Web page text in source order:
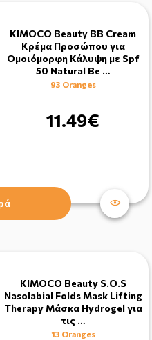
KIMOCO Beauty BB Cream
Κρέμα Προσώπου για
Ομοιόμορφη Κάλυψη με Spf
50 Natural Be …
93 Oranges
11.49€
KIMOCO Beauty S.O.S
Nasolabial Folds Mask Lifting
Therapy Μάσκα Hydrogel για
τις …
13 Oranges